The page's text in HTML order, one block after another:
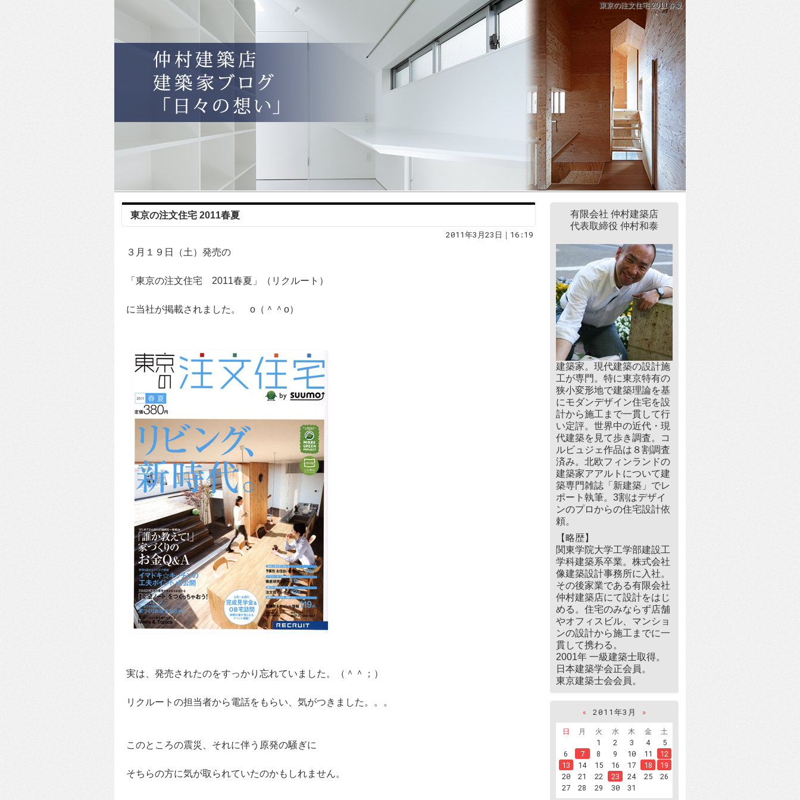
東京の注文住宅 2011春夏
東京の注文住宅 2011春夏
2011年3月23日｜16:19
３月１９日（土）発売の
「東京の注文住宅 2011春夏」（リクルート）
に当社が掲載されました。 o（＾＾o）
実は、発売されたのをすっかり忘れていました。（＾＾；）ゞ
リクルートの担当者から電話をもらい、気がつきました。。。
このところの震災、それに伴う原発の騒ぎに
そちらの方に気が取られていたのかもしれません。
有限会社 仲村建築店
代表取締役 仲村和泰
建築家。現代建築の設計施
工が専門。特に東京特有の
狭小変形地で建築理論を基
にモダンデザイン住宅を設
計から施工まで一貫して行
い定評。世界中の近代・現
代建築を見て歩き調査。コ
ルビュジェ作品は８割調査
済み。北欧フィンランドの
建築家アアルトについて建
築専門雑誌「新建築」でレ
ポート執筆。3割はデザイ
ンのプロからの住宅設計依
頼。
【略歴】
関東学院大学工学部建設工
学科建築系卒業。株式会社
像建築設計事務所に入社。
その後家業である有限会社
仲村建築店にて設計をはじ
める。住宅のみならず店舗
やオフィスビル、マンショ
ンの設計から施工までに一
貫して携わる。
2001年 一級建築士取得。
日本建築学会正会員。
東京建築士会会員。
« 2011年3月
»
日
月 火 水 木 金
土
1
2 3 4
5
6
7 8 9 10 11
12
13
14 15 16 17 18
19
20
21 22 23 24 25
26
27
28 29 30 31